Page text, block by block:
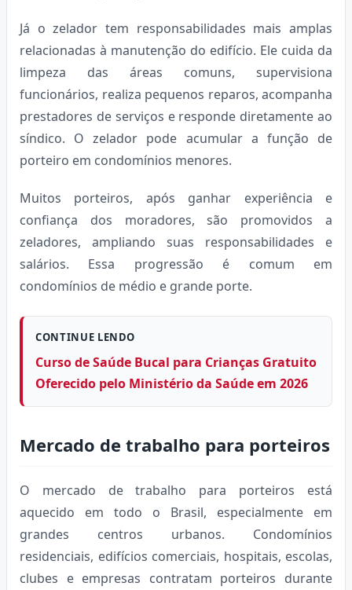
Já o zelador tem responsabilidades mais amplas
relacionadas à manutenção do edifício. Ele cuida da
limpeza das áreas comuns, supervisiona
funcionários, realiza pequenos reparos, acompanha
prestadores de serviços e responde diretamente ao
síndico. O zelador pode acumular a função de
porteiro em condomínios menores.
Muitos porteiros, após ganhar experiência e
confiança dos moradores, são promovidos a
zeladores, ampliando suas responsabilidades e
salários. Essa progressão é comum em
condomínios de médio e grande porte.
CONTINUE LENDO
Curso de Saúde Bucal para Crianças Gratuito
Oferecido pelo Ministério da Saúde em 2026
Mercado de trabalho para porteiros
O mercado de trabalho para porteiros está
aquecido em todo o Brasil, especialmente em
grandes centros urbanos. Condomínios
residenciais, edifícios comerciais, hospitais, escolas,
clubes e empresas contratam porteiros durante